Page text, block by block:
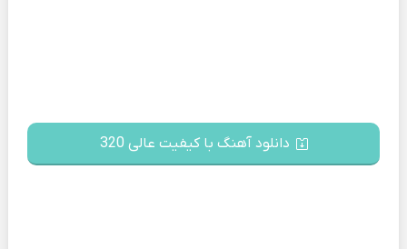
دانلود آهنگ با کیفیت عالی 320